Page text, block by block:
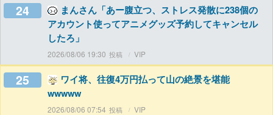
24
まんさん「あー腹立つ、ストレス発散に238個の
アカウント使ってアニメグッズ予約してキャンセル
したろ」
2026/08/06 19:30 VIP
25
ワイ将、往復4万円払って山の絶景を堪能
wwwww
2026/08/06 07:54 VIP